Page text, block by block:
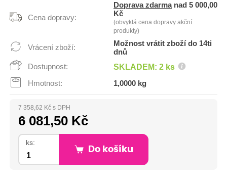
Cena dopravy:
Doprava zdarmanad 5 000,00
Kč
(obvyklá cena dopravy akční
produkty)
Vrácení zboží:
Možnost vrátit zboží do 14ti
dnů
Dostupnost:
SKLADEM: 2 ks
Hmotnost: 1,0000 kg
7 358,62 Kč s DPH
6 081,50 Kč
ks:
Do košíku